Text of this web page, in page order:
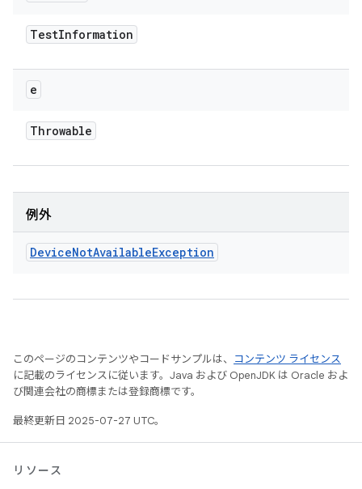
TestInformation
e
Throwable
例外
DeviceNotAvailableException
このページのコンテンツやコードサンプルは、
コンテンツ ライセンス
に記載のライセンスに従います。Java および OpenJDK は Oracle およ
び関連会社の商標または登録商標です。
最終更新日 2025-07-27 UTC。
リソース